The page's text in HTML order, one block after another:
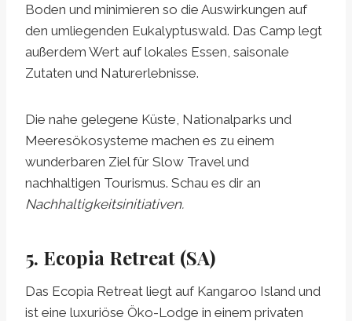
Boden und minimieren so die Auswirkungen auf
den umliegenden Eukalyptuswald. Das Camp legt
außerdem Wert auf lokales Essen, saisonale
Zutaten und Naturerlebnisse.
Die nahe gelegene Küste, Nationalparks und
Meeresökosysteme machen es zu einem
wunderbaren Ziel für Slow Travel und
nachhaltigen Tourismus. Schau es dir an
Nachhaltigkeitsinitiativen.
5. Ecopia Retreat (SA)
Das Ecopia Retreat liegt auf Kangaroo Island und
ist eine luxuriöse Öko-Lodge in einem privaten